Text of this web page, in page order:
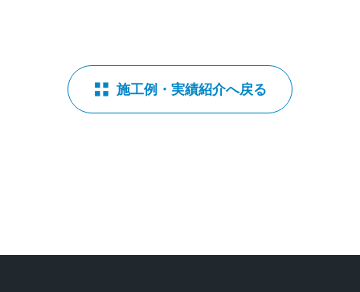
施工例・実績紹介へ戻る